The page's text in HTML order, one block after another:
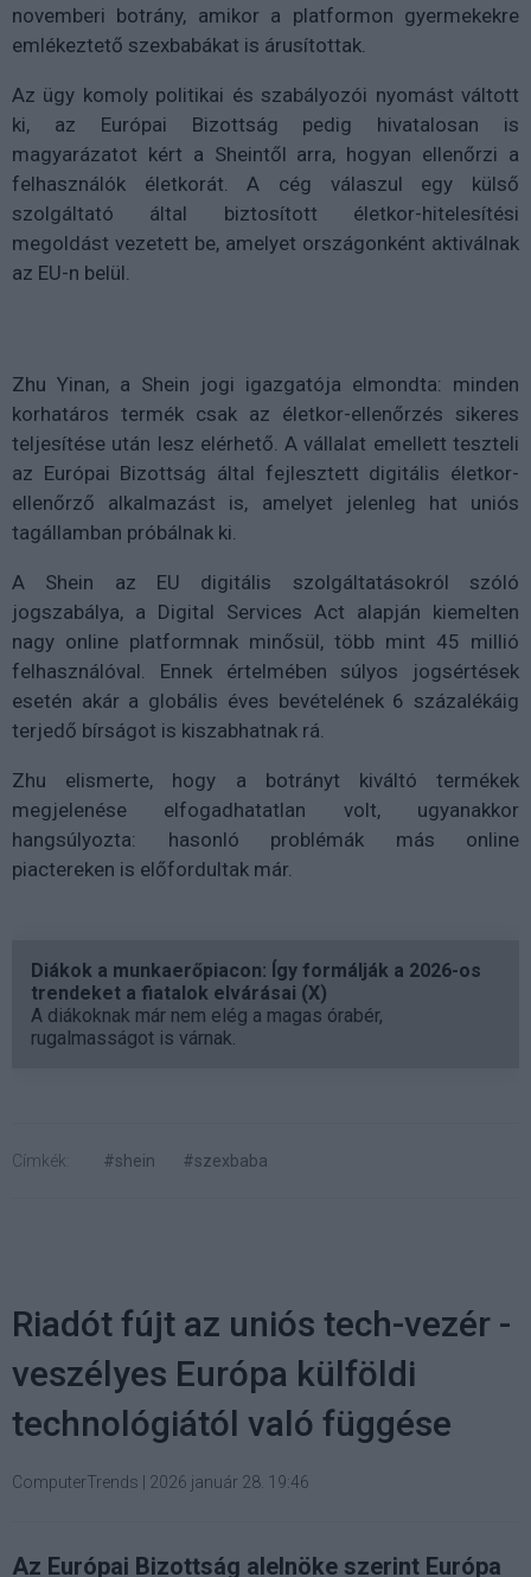
novemberi botrány, amikor a platformon gyermekekre
emlékeztető szexbabákat is árusítottak.
Az ügy komoly politikai és szabályozói nyomást váltott
ki, az Európai Bizottság pedig hivatalosan is
magyarázatot kért a Sheintől arra, hogyan ellenőrzi a
felhasználók életkorát. A cég válaszul egy külső
szolgáltató által biztosított életkor-hitelesítési
megoldást vezetett be, amelyet országonként aktiválnak
az EU-n belül.
Zhu Yinan, a Shein jogi igazgatója elmondta: minden
korhatáros termék csak az életkor-ellenőrzés sikeres
teljesítése után lesz elérhető. A vállalat emellett teszteli
az Európai Bizottság által fejlesztett digitális életkor-
ellenőrző alkalmazást is, amelyet jelenleg hat uniós
tagállamban próbálnak ki.
A Shein az EU digitális szolgáltatásokról szóló
jogszabálya, a Digital Services Act alapján kiemelten
nagy online platformnak minősül, több mint 45 millió
felhasználóval. Ennek értelmében súlyos jogsértések
esetén akár a globális éves bevételének 6 százalékáig
terjedő bírságot is kiszabhatnak rá.
Zhu elismerte, hogy a botrányt kiváltó termékek
megjelenése elfogadhatatlan volt, ugyanakkor
hangsúlyozta: hasonló problémák más online
piactereken is előfordultak már.
Diákok a munkaerőpiacon: Így formálják a 2026-os
trendeket a fiatalok elvárásai (X)
A diákoknak már nem elég a magas órabér,
rugalmasságot is várnak.
Címkék: #shein #szexbaba
Riadót fújt az uniós tech-vezér -
veszélyes Európa külföldi
technológiától való függése
ComputerTrends 2026 január 28. 19:46
Az Európai Bizottság alelnöke szerint Európa